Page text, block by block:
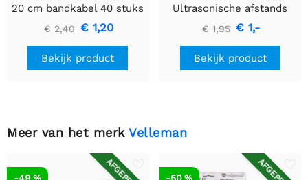
20 cm bandkabel 40 stuks
€ 2,40 € 1,20
Bekijk product
Ultrasonische afstands
detectie module
€ 1,95 € 1,-
Bekijk product
Meer van het merk Velleman